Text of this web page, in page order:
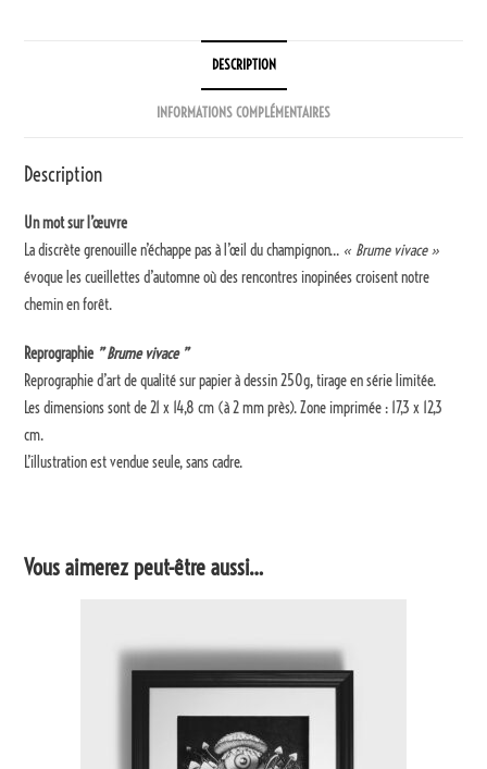
DESCRIPTION
INFORMATIONS COMPLÉMENTAIRES
Description
Un mot sur l’œuvre
La discrète grenouille n’échappe pas à l’œil du champignon… « Brume vivace »
évoque les cueillettes d’automne où des rencontres inopinées croisent notre
chemin en forêt.
Reprographie ” Brume vivace ”
Reprographie d’art de qualité sur papier à dessin 250g, tirage en série limitée.
Les dimensions sont de 21 x 14,8 cm (à 2 mm près). Zone imprimée : 17,3 x 12,3
cm.
L’illustration est vendue seule, sans cadre.
Vous aimerez peut-être aussi…